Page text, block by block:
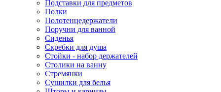
Подставки для предметов
Полки
Полотенцедержатели
Поручни для ванной
Сиденья
Скребки для душа
Стойки - набор держателей
Столики на ванну
Стремянки
Сушилки для белья